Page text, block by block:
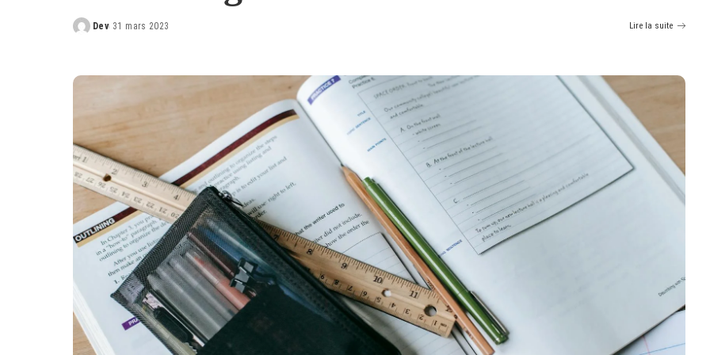
Dev 31 mars 2023 Lire la suite